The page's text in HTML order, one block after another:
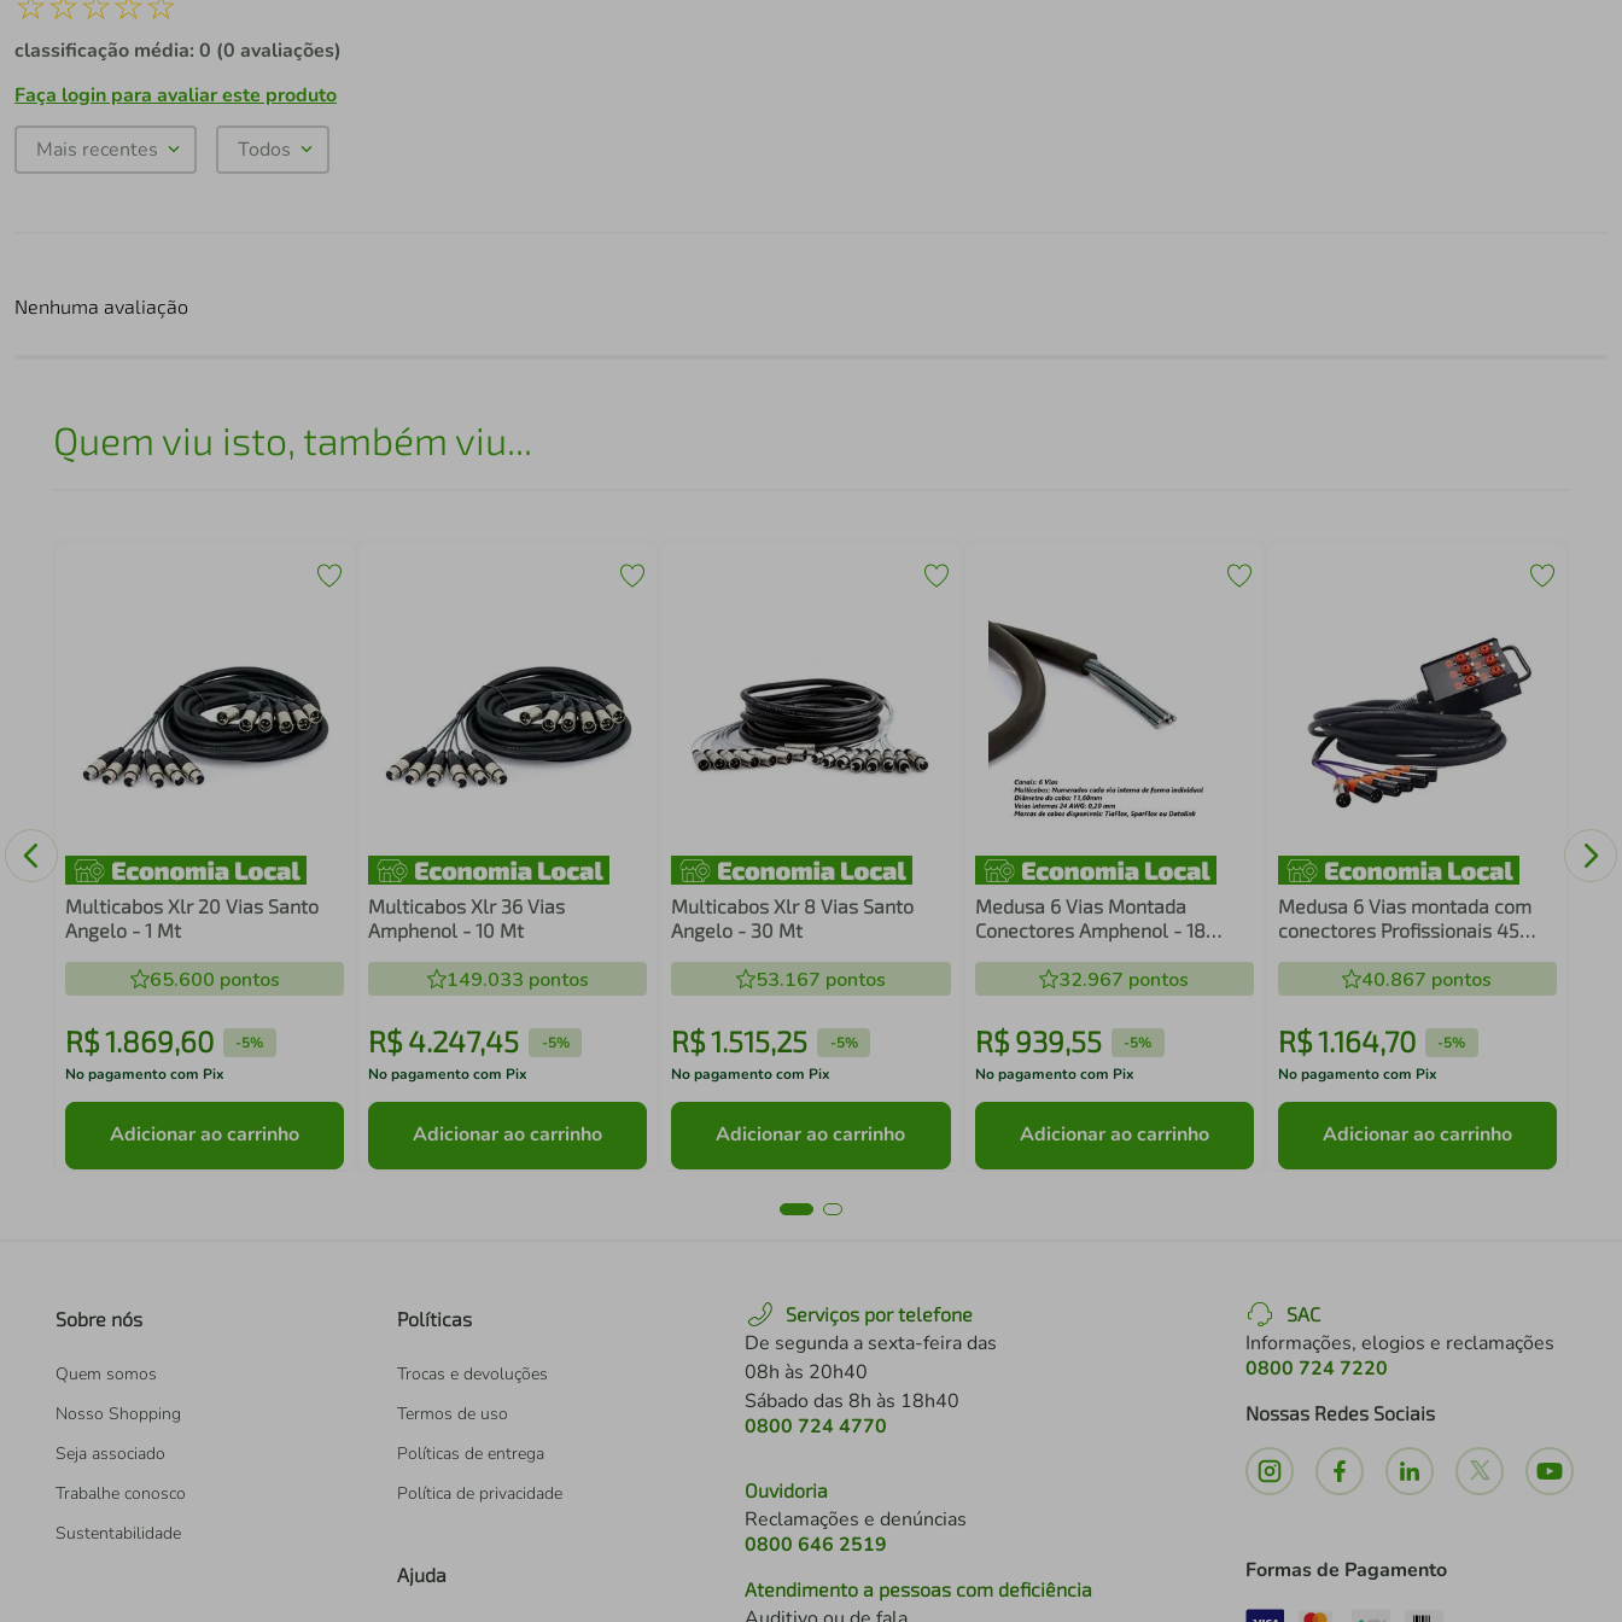
classificação média: 0 (0 avaliações)
Faça login para avaliar este produto
Mais recentes Todos
Nenhuma avaliação
Quem viu isto, também viu...
Multicabos Xlr 20 Vias Santo
Angelo - 1 Mt
65.600 pontos
R$1.869,60 -5%
No pagamento com Pix
Adicionar ao carrinho
Multicabos Xlr 36 Vias
Amphenol - 10 Mt
149.033 pontos
R$ 4.247,45 -5%
No pagamento com Pix
Adicionar ao carrinho
Multicabos Xlr 8 Vias Santo
Angelo - 30 Mt
53.167 pontos
R$1.515,25 -5%
No pagamento com Pix
Adicionar ao carrinho
Medusa 6 Vias Montada
Conectores Amphenol - 18
32.967 pontos
R$ 939,55 -5%
No pagamento com Pix
Adicionar ao carrinho
Medusa 6 Vias montada com
conectores Profissionais 45
40.867 pontos
R$1.164,70 -5%
No pagamento com Pix
Adicionar ao carrinho
Sobre nós
Quem somos
Nosso Shopping
Seja associado
Trabalhe conosco
Sustentabilidade
Políticas
Trocas e devoluções
Termos de uso
Políticas de entrega
Política de privacidade
Ajuda
Serviços por telefone
De segunda a sexta-feira das
08h às 20h40
Sábado das 8h às 18h40
0800 724 4770
Ouvidoria
Reclamações e denúncias
0800 646 2519
Atendimento a pessoas com deficiência
SAC
Informações, elogios e reclamações
0800 724 7220
Nossas Redes Sociais
Formas de Pagamento